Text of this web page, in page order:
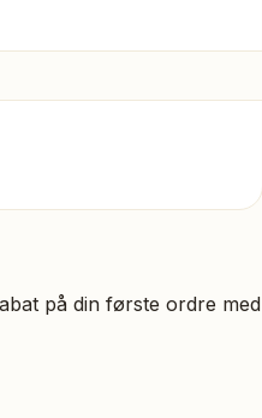
på din første ordre med